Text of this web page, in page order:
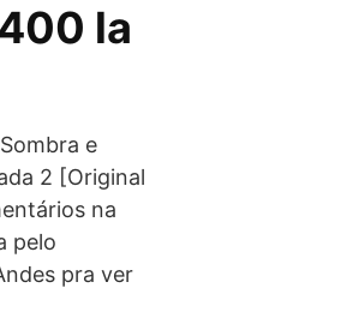
la
e
2 [Original
na
pelo
pra ver